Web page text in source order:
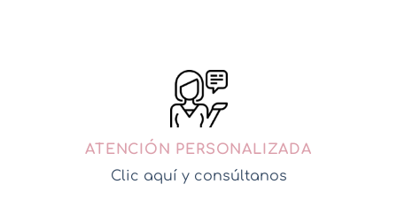
ATENCIÓN PERSONALIZADA
Clic aquí y consúltanos